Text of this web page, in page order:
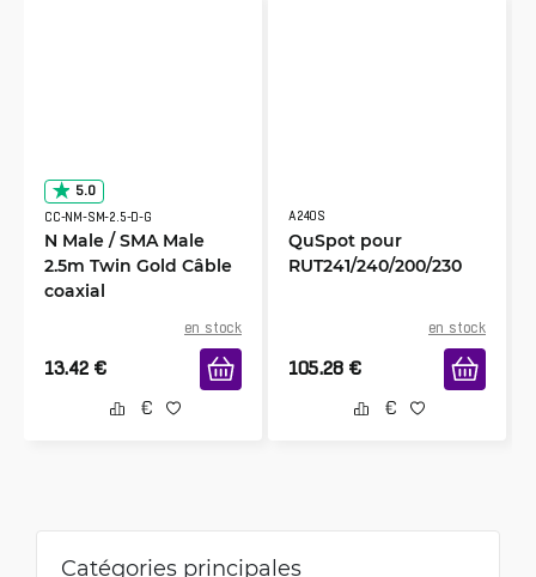
5.0
CC-NM-SM-2.5-D-G
N Male / SMA Male
2.5m Twin Gold Câble
coaxial
en stock
13.42 €
A240S
QuSpot pour
RUT241/240/200/230
en stock
105.28 €
Catégories principales